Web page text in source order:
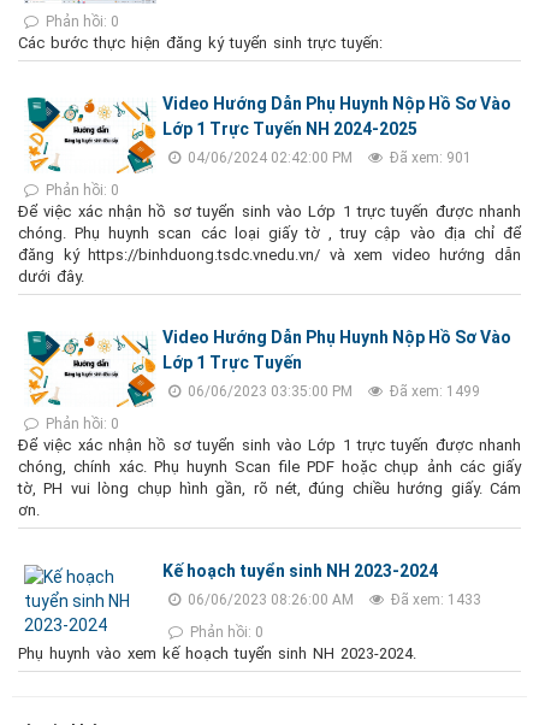
Phản hồi: 0
Các bước thực hiện đăng ký tuyển sinh trực tuyến:
Video Hướng Dẫn Phụ Huynh Nộp Hồ Sơ Vào
Lớp 1 Trực Tuyến NH 2024-2025
04/06/2024 02:42:00 PM
Đã xem: 901
Phản hồi: 0
Để việc xác nhận hồ sơ tuyển sinh vào Lớp 1 trực tuyến được nhanh
chóng. Phụ huynh scan các loại giấy tờ , truy cập vào địa chỉ để
đăng ký https://binhduong.tsdc.vnedu.vn/ và xem video hướng dẫn
dưới đây.
Video Hướng Dẫn Phụ Huynh Nộp Hồ Sơ Vào
Lớp 1 Trực Tuyến
06/06/2023 03:35:00 PM
Đã xem: 1499
Phản hồi: 0
Để việc xác nhận hồ sơ tuyển sinh vào Lớp 1 trực tuyến được nhanh
chóng, chính xác. Phụ huynh Scan file PDF hoặc chụp ảnh các giấy
tờ, PH vui lòng chụp hình gần, rõ nét, đúng chiều hướng giấy. Cám
ơn.
Kế hoạch tuyển sinh NH 2023-2024
06/06/2023 08:26:00 AM
Đã xem: 1433
Phản hồi: 0
Phụ huynh vào xem kế hoạch tuyển sinh NH 2023-2024.